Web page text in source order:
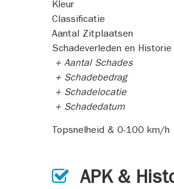
Kleur
Classificatie
Aantal Zitplaatsen
Schadeverleden en Historie
+ Aantal Schades
+ Schadebedrag
+ Schadelocatie
+ Schadedatum
Topsnelheid & 0-100 km/h
APK &